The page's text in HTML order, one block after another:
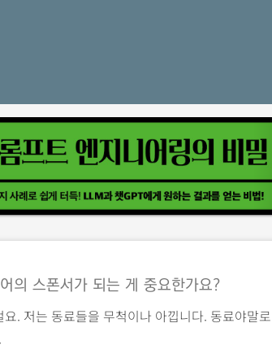
의 스폰서가 되는 게 중요한가요?
. 저는 동료들을 무척이나 아낍니다. 동료야말